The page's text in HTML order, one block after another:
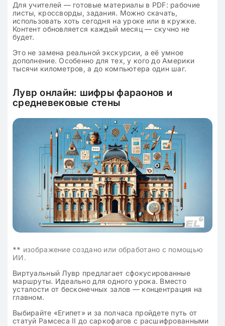
Для учителей — готовые материалы в PDF: рабочие
листы, кроссворды, задания. Можно скачать,
использовать хоть сегодня на уроке или в кружке.
Контент обновляется каждый месяц — скучно не
будет.
Это не замена реальной экскурсии, а её умное
дополнение. Особенно для тех, у кого до Америки
тысячи километров, а до компьютера один шаг.
Лувр онлайн: шифры фараонов и
средневековые стены
** изображение создано или обработано с помощью
ИИ.
Виртуальный Лувр предлагает сфокусированные
маршруты. Идеально для одного урока. Вместо
усталости от бесконечных залов — концентрация на
главном.
Выбирайте «Египет» и за полчаса пройдете путь от
статуй Рамсеса II до саркофагов с расшифрованными